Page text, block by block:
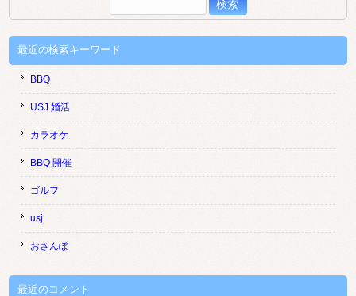
索:
最近の検索キーワード
BBQ
USJ 婚活
カラオケ
BBQ 開催
ゴルフ
usj
おさんぽ
最近のコメント